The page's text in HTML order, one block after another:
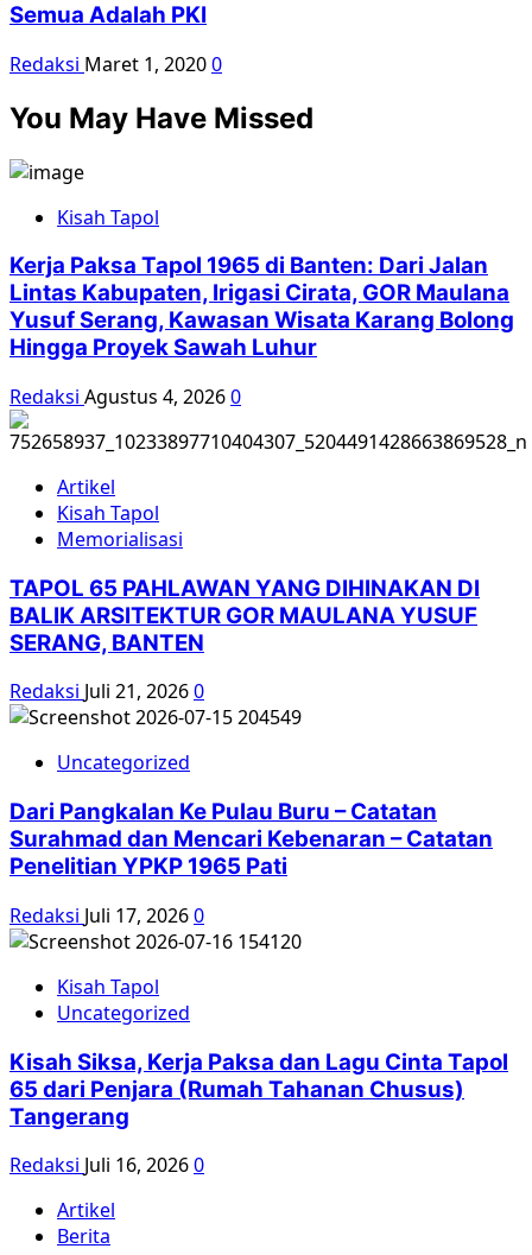
Semua Adalah PKI
Redaksi Maret 1, 20200
You May Have Missed
Kisah Tapol
Kerja Paksa Tapol 1965 di Banten: Dari Jalan
Lintas Kabupaten, Irigasi Cirata, GOR Maulana
Yusuf Serang, Kawasan Wisata Karang Bolong
Hingga Proyek Sawah Luhur
Redaksi Agustus 4, 20260
Artikel
Kisah Tapol
Memorialisasi
TAPOL 65 PAHLAWAN YANG DIHINAKAN DI
BALIK ARSITEKTUR GOR MAULANA YUSUF
SERANG, BANTEN
Redaksi Juli 21, 20260
Uncategorized
Dari Pangkalan Ke Pulau Buru – Catatan
Surahmad dan Mencari Kebenaran – Catatan
Penelitian YPKP 1965 Pati
Redaksi Juli 17, 20260
Kisah Tapol
Uncategorized
Kisah Siksa, Kerja Paksa dan Lagu Cinta Tapol
65 dari Penjara (Rumah Tahanan Chusus)
Tangerang
Redaksi Juli 16, 20260
Artikel
Berita